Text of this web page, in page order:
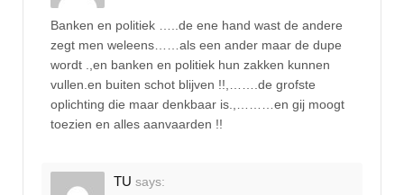
Banken en politiek …..de ene hand wast de andere
zegt men weleens……als een ander maar de dupe
wordt .,en banken en politiek hun zakken kunnen
vullen.en buiten schot blijven !!,…….de grofste
oplichting die maar denkbaar is.,………en gij moogt
toezien en alles aanvaarden !!
TU says: